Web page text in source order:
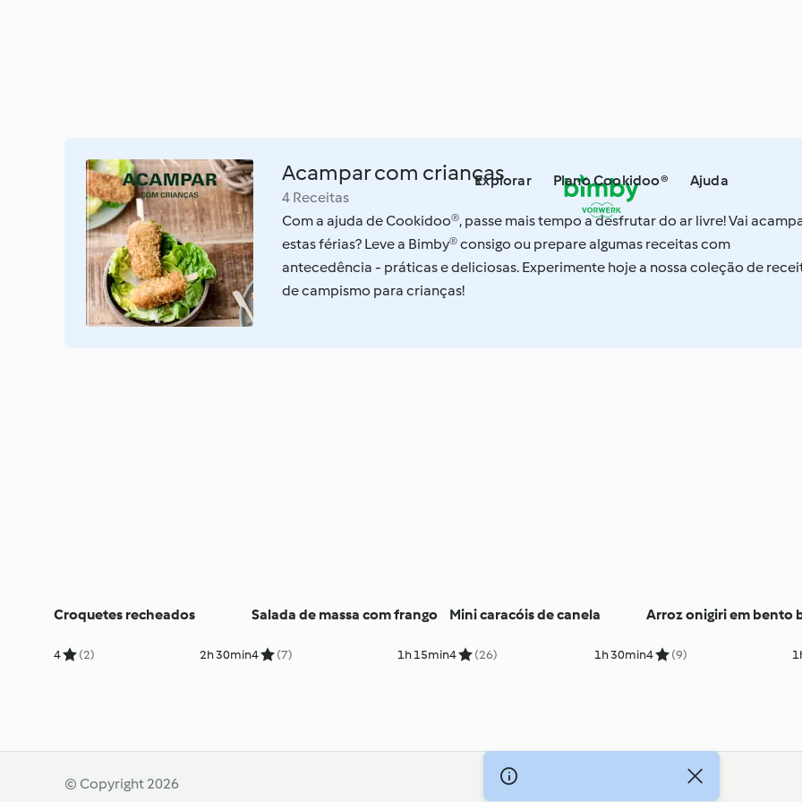
Explorar Plano Cookidoo® Ajuda
Acampar com crianças
4 Receitas
Com a ajuda de Cookidoo®, passe mais tempo a desfrutar do ar livre! Vai
estas férias? Leve a Bimby® consigo ou prepare algumas receitas com
antecedência - práticas e deliciosas. Experimente hoje a nossa coleção de
de campismo para crianças!
Croquetes recheados
4 (2) 2h 30min
Salada de massa com frango
4 (7) 1h 15min
Mini caracóis de canela
4 (26) 1h 30min
Arroz onigiri em bento
4 (9)
© Copyright 2026